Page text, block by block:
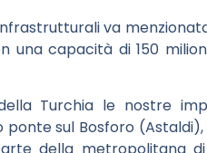
va
una capacità di 150
Turchia le nostre
sul Bosforo